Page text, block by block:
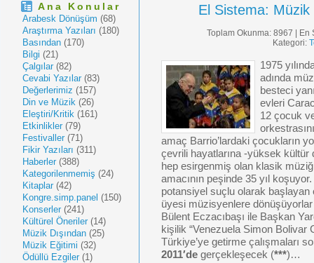
Ana Konular
Arabesk Dönüşüm (68)
Araştırma Yazıları (180)
Basından (170)
Bilgi (21)
Çalgılar (82)
Cevabi Yazılar (83)
Değerlerimiz (157)
Din ve Müzik (26)
Eleştiri/Kritik (161)
Etkinlikler (79)
Festivaller (71)
Fikir Yazıları (311)
Haberler (388)
Kategorilenmemiş (24)
Kitaplar (42)
Kongre.simp.panel (150)
Konserler (241)
Kültürel Öneriler (14)
Müzik Dışından (25)
Müzik Eğitimi (32)
Ödüllü Ezgiler (1)
El Sistema:
Toplam Okunma: 8967 |
Kategori:
1975
adında
besteci
evleri
12 çocuk
amaç Barrio’lardaki çocukların
çevrili hayatlarına -yüksek kültür
hep esirgenmiş olan klasik
amacının peşinde 35 yıl
potansiyel suçlu olarak
üyesi müzisyenlere
Bülent Eczacıbaşı ile Başkan
kişilik “Venezuela Simon Bolivar
Türkiye’ye getirme çalışmaları
2011′de gerçekleşecek (***)…